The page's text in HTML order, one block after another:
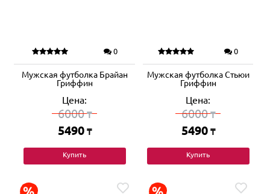
0
Мужская футболка Брайан
Гриффин
Цена:
6000₸
5490 ₸
Купить
0
Мужская футболка Стьюи
Гриффин
Цена:
6000₸
5490 ₸
Купить